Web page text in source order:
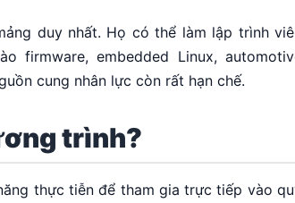
duy nhất. Họ có thể làm lập trình
firmware, embedded Linux,
cung nhân lực còn rất hạn chế.
trình?
thực tiễn để tham gia trực tiếp vào